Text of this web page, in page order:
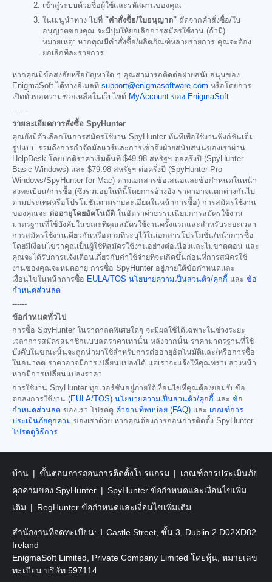
เข้าสู่ระบบด้วยชื่อผู้ใช้และรหัสผ่านของคุณ
ในเมนูนำทาง ไปที่ "คำสั่งซื้อ/ใบอนุญาต" ถัดจากคำสั่งซื้อ/ใบ
อนุญาตของคุณ จะมีปุ่มให้ยกเลิกการสมัครใช้งาน (ถ้ามี)
หมายเหตุ: หากคุณมีคำสั่งซื้อ/ผลิตภัณฑ์หลายรายการ คุณจะต้อง
ยกเลิกทีละรายการ
หากคุณมีข้อสงสัยหรือปัญหาใด ๆ คุณสามารถติดต่อฝ่ายสนับสนุนของ
EnigmaSoft ได้ทางอีเมลที่ support@enigmasoftware.com หรือโดยการ
เปิดตั๋วขอความช่วยเหลือในเว็บไซต์ MyAccount ของ EnigmaSoft
------
รายละเอียดการสั่งซื้อ SpyHunter
คุณยังมีตัวเลือกในการสมัครใช้งาน SpyHunter ทันทีเพื่อใช้งานฟังก์ชันเต็ม
รูปแบบ รวมถึงการกำจัดมัลแวร์และการเข้าถึงฝ่ายสนับสนุนของเราผ่าน
HelpDesk โดยปกติราคาเริ่มต้นที่ $49.98 สหรัฐฯ ต่อครึ่งปี (SpyHunter
Basic Windows) และ $79.98 สหรัฐฯ ต่อครึ่งปี (SpyHunter Pro
Windows/SpyHunter for Mac) ตามเอกสารข้อเสนอและข้อกำหนดในหน้า
ลงทะเบียน/การซื้อ (ซึ่งรวมอยู่ในที่นี้โดยการอ้างอิง ราคาอาจแตกต่างกันไป
ตามประเทศหรือโปรโมชั่นตามรายละเอียดในหน้าการซื้อ) การสมัครใช้งาน
ของคุณจะ ต่ออายุโดยอัตโนมัติ ในอัตราค่าธรรมเนียมการสมัครใช้งาน
มาตรฐานที่ใช้บังคับในขณะที่คุณสมัครใช้งานครั้งแรกและสำหรับระยะเวลา
การสมัครใช้งานเดียวกันหรือตามที่ระบุไว้ในเอกสารโปรโมชั่น/หน้าการซื้อ
โดยมีเงื่อนไขว่าคุณเป็นผู้ใช้ที่สมัครใช้งานอย่างต่อเนื่องและไม่ขาดตอน และ
คุณจะได้รับการแจ้งเตือนเกี่ยวกับค่าใช้จ่ายที่จะเกิดขึ้นก่อนที่การสมัครใช้
งานของคุณจะหมดอายุ การซื้อ SpyHunter อยู่ภายใต้ข้อกำหนดและ
เงื่อนไขในหน้าการซื้อ EULA/TOS นโยบายความเป็นส่วนตัว/คุกกี้ และ ข้อ
กำหนดส่วนลด
------
ข้อกำหนดทั่วไป
การซื้อ SpyHunter ในราคาลดพิเศษใดๆ จะมีผลใช้ได้เฉพาะในช่วงระยะ
เวลาการสมัครสมาชิกแบบลดราคาเท่านั้น หลังจากนั้น ราคามาตรฐานที่ใช้
บังคับในขณะนั้นจะถูกนำมาใช้สำหรับการต่ออายุอัตโนมัติและ/หรือการซื้อ
ในอนาคต ราคาอาจมีการเปลี่ยนแปลงได้ แต่เราจะแจ้งให้คุณทราบล่วงหน้า
หากมีการเปลี่ยนแปลงราคา
การใช้งาน SpyHunter ทุกเวอร์ชันอยู่ภายใต้เงื่อนไขที่คุณต้องยอมรับข้อ
ตกลงการใช้งาน (EULA/TOS) นโยบายความเป็นส่วนตัว/คุกกี้ และ ข้อ
กำหนดส่วนลด ของเรา โปรดดู คำถามที่พบบ่อย (FAQ) และ เกณฑ์การ
ประเมินภัยคุกคาม ของเราด้วย หากคุณต้องการถอนการติดตั้ง SpyHunter
โปรดดูวิธีการ
บ้าน ขั้นตอนการถอนการติดตั้งโปรแกรม
เกณฑ์การประเมินภัย
คุกคามของ SpyHunter
SpyHunter ข้อกำหนดและเงื่อนไขเพิ่ม
เติม
RegHunter ข้อกำหนดและเงื่อนไขเพิ่มเติม
สำนักงานที่จดทะเบียน: 1 Castle Street, ชั้น 3, Dublin 2 D02XD82
Ireland
EnigmaSoft Limited, Private Company Limited โดยหุ้น, หมายเลข
ทะเบียน บริษัท 597114